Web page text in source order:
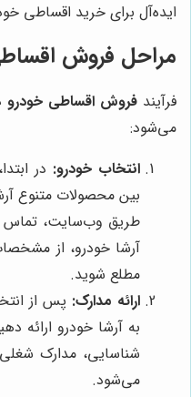
ایده‌آل برای خرید اقساطی
مراحل فروش
فرآیند فروش اقساطی خودرو
می‌شود:
انتخاب خودرو: در
بین محصولات متنوع
طریق وب‌سایت، تماس
آرشا خودرو، از
مطلع شوید.
ارائه مدارک: پس از
به آرشا خودرو ارائه
شناسایی، مدارک
می‌شود.